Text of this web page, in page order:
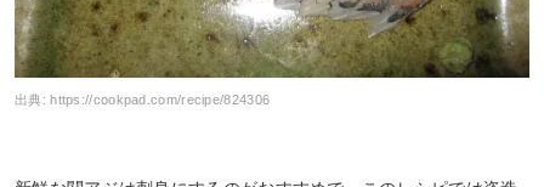
出典: https://cookpad.com/recipe/824306